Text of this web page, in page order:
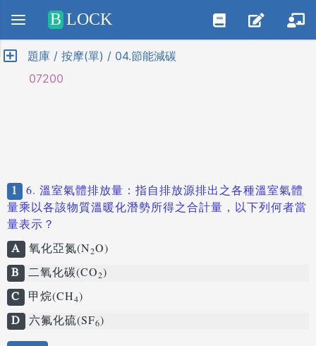
Positive SSL
B LOCK
題庫 / 按摩(單) / 04.節能減碳
07200
1 6. 溫室氣體排放量：指自排放源排出之各種溫室氣體
量乘以各該物質溫暖化潛勢所得之合計量，以下列何者當
量表示？
A 氧化亞氮(N2O)
B 二氧化碳(CO2)
C 甲烷(CH4)
D 六氟化硫(SF6)